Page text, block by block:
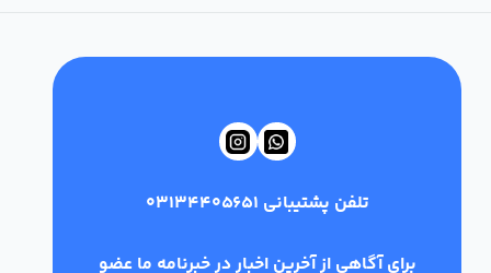
تلفن پشتیبانی 03134405651
برای آگاهی از آخرین اخبار در خبرنامه ما عضو